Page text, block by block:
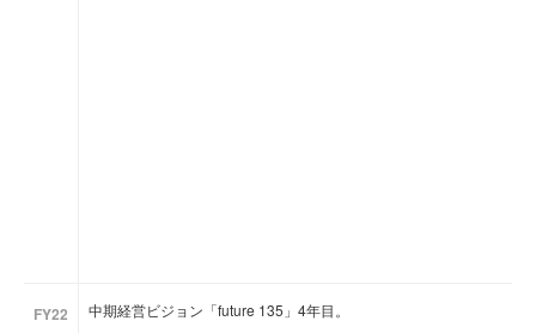
FY22 中期経営ビジョン「future 135」4年目。